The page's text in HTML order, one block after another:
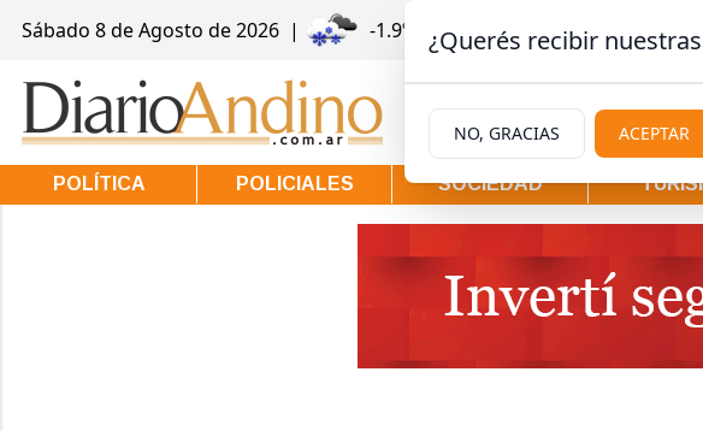
Sábado 8deAgosto de 2026 | -1.9ºc | Villa la Angostura
POLÍTICA POLICIALES SOCIEDAD
¿Querés recibir
NO, GRACIAS ACEPTAR